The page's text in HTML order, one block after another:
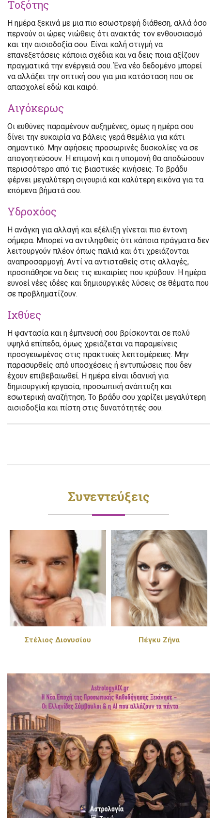
Τοξότης
Η ημέρα ξεκινά με μια πιο εσωστρεφή διάθεση, αλλά όσο
περνούν οι ώρες νιώθεις ότι ανακτάς τον ενθουσιασμό
και την αισιοδοξία σου. Είναι καλή στιγμή να
επανεξετάσεις κάποια σχέδια και να δεις ποια αξίζουν
πραγματικά την ενέργειά σου. Ένα νέο δεδομένο μπορεί
να αλλάξει την οπτική σου για μια κατάσταση που σε
απασχολεί εδώ και καιρό.
Αιγόκερως
Οι ευθύνες παραμένουν αυξημένες, όμως η ημέρα σου
δίνει την ευκαιρία να βάλεις γερά θεμέλια για κάτι
σημαντικό. Μην αφήσεις προσωρινές δυσκολίες να σε
απογοητεύσουν. Η επιμονή και η υπομονή θα αποδώσουν
περισσότερο από τις βιαστικές κινήσεις. Το βράδυ
φέρνει μεγαλύτερη σιγουριά και καλύτερη εικόνα για τα
επόμενα βήματά σου.
Υδροχόος
Η ανάγκη για αλλαγή και εξέλιξη γίνεται πιο έντονη
σήμερα. Μπορεί να αντιληφθείς ότι κάποια πράγματα δεν
λειτουργούν πλέον όπως παλιά και ότι χρειάζονται
αναπροσαρμογή. Αντί να αντισταθείς στις αλλαγές,
προσπάθησε να δεις τις ευκαιρίες που κρύβουν. Η ημέρα
ευνοεί νέες ιδέες και δημιουργικές λύσεις σε θέματα που
σε προβληματίζουν.
Ιχθύες
Η φαντασία και η έμπνευσή σου βρίσκονται σε πολύ
υψηλά επίπεδα, όμως χρειάζεται να παραμείνεις
προσγειωμένος στις πρακτικές λεπτομέρειες. Μην
παρασυρθείς από υποσχέσεις ή εντυπώσεις που δεν
έχουν επιβεβαιωθεί. Η ημέρα είναι ιδανική για
δημιουργική εργασία, προσωπική ανάπτυξη και
εσωτερική αναζήτηση. Το βράδυ σου χαρίζει μεγαλύτερη
αισιοδοξία και πίστη στις δυνατότητές σου.
Συνεντεύξεις
Στέλιος Διονυσίου Πέγκυ Ζήνα